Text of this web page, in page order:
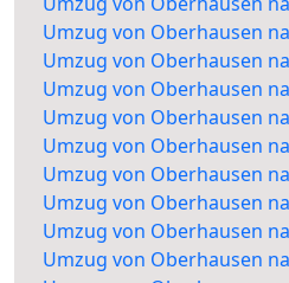
Umzug von Oberhausen
Umzug von Oberhausen
Umzug von Oberhausen
Umzug von Oberhausen
Umzug von Oberhausen
Umzug von Oberhausen
Umzug von Oberhausen
Umzug von Oberhausen
Umzug von Oberhausen